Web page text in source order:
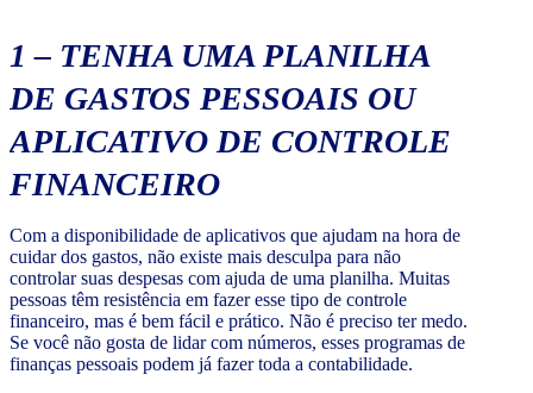
1 – TENHA UMA PLANILHA
DE GASTOS PESSOAIS OU
APLICATIVO DE CONTROLE
FINANCEIRO
Com a disponibilidade de aplicativos que ajudam na hora de
cuidar dos gastos, não existe mais desculpa para não
controlar suas despesas com ajuda de uma planilha. Muitas
pessoas têm resistência em fazer esse tipo de controle
financeiro, mas é bem fácil e prático. Não é preciso ter medo.
Se você não gosta de lidar com números, esses programas de
finanças pessoais podem já fazer toda a contabilidade.